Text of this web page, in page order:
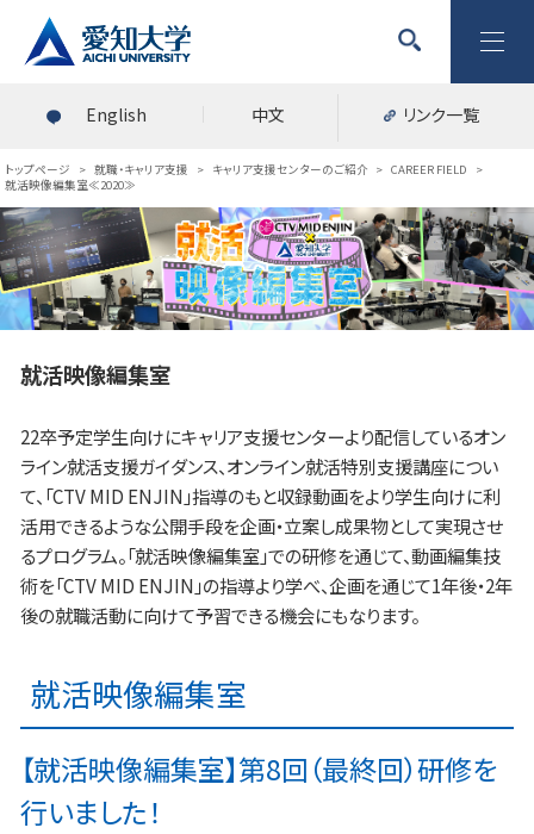
English 中文 リンク一覧
トップページ > 就職・キャリア支援 > キャリア支援センターのご紹介 > CAREER FIELD
>
就活映像編集室≪2020≫
就活映像編集室
22卒予定学生向けにキャリア支援センターより配信しているオン
ライン就活支援ガイダンス、オンライン就活特別支援講座につい
て、「CTV MID ENJIN」指導のもと収録動画をより学生向けに利
活用できるような公開手段を企画・立案し成果物として実現させ
るプログラム。「就活映像編集室」での研修を通じて、動画編集技
術を「CTV MID ENJIN」の指導より学べ、企画を通じて1年後・2年
後の就職活動に向けて予習できる機会にもなります。
就活映像編集室
【就活映像編集室】第8回（最終回）研修を
行いました！